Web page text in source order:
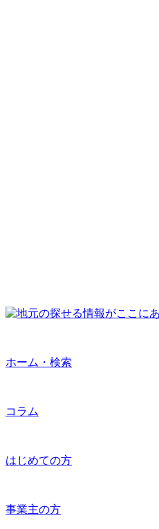
ホーム・検索
コラム
はじめての方
事業主の方